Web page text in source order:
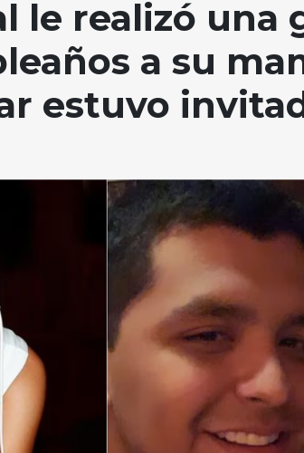
le realizó una
a su
estuvo